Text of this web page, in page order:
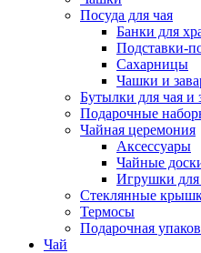
Посуда для чая
Банки для
Подставки-
Сахарницы
Чашки и
Бутылки для чая и
Подарочные
Чайная церемония
Аксессуары
Чайные
Игрушки
Стеклянные
Термосы
Подарочная
Чай